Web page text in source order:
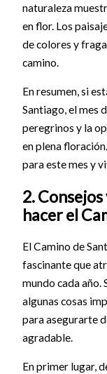
naturaleza
en flor. Los
de colores y
camino.
En resumen, si
Santiago, el mes
peregrinos y la
en plena
para este mes y
2.
hacer el
El Camino de
fascinante que
mundo cada año.
algunas cosas
para asegurarte
agradable.
En primer lugar,